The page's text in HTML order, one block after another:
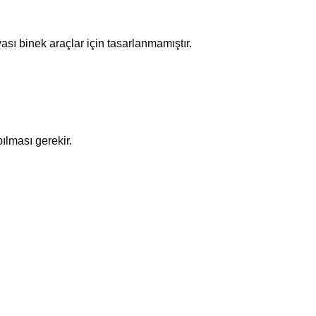
binek araçlar için tasarlanmamıştır.
gerekir.